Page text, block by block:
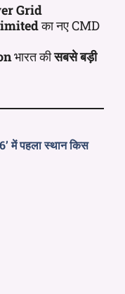
Grid
का नए CMD
भारत कीसबसे बड़ी
में पहला स्थान किस